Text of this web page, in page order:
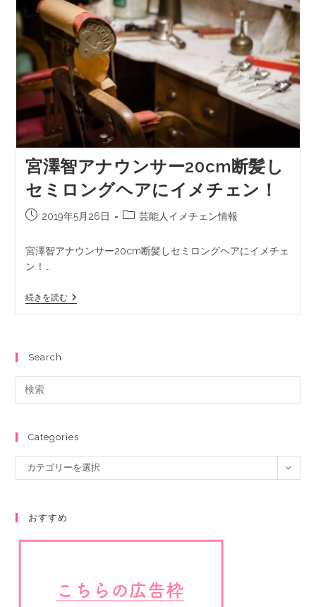
宮澤智アナウンサー20cm断髪し
セミロングヘアにイメチェン！
2019年5月26日 芸能人イメチェン情報
宮澤智アナウンサー20cm断髪しセミロングヘアにイメチェ
ン！…
続きを読む
Search
Categories
カテゴリーを選択
おすすめ